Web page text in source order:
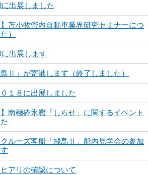
出展しました
】苫小牧管内自動車業界研究セミナーにつ
）
に出展します
Ⅱ」が寄港します（終了しました）
１８に出展しました
】南極砕氷艦「しらせ」に関するイベント
クルーズ客船「飛鳥Ⅱ」船内見学会の参加
アリの確認について